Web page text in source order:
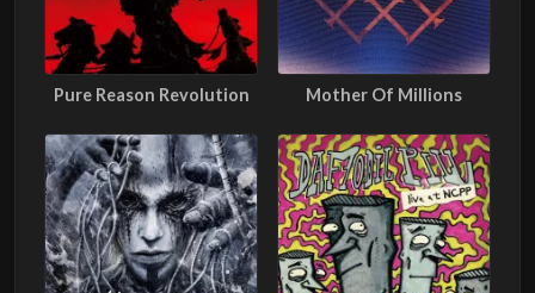
Pure Reason Revolution Mother Of Millions